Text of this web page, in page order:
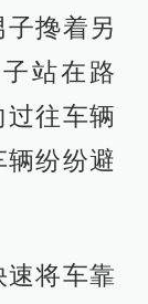
搀着另
站在路
往车辆
纷纷避
将车靠